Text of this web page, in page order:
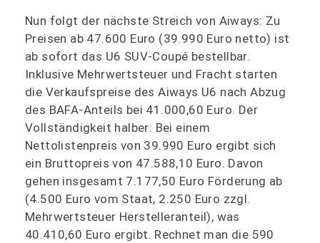
Nun folgt der nächste Streich von Aiways: Zu
Preisen ab 47.600 Euro (39.990 Euro netto) ist
ab sofort das U6 SUV-Coupé bestellbar.
Inklusive Mehrwertsteuer und Fracht starten
die Verkaufspreise des Aiways U6 nach Abzug
des BAFA-Anteils bei 41.000,60 Euro. Der
Vollständigkeit halber: Bei einem
Nettolistenpreis von 39.990 Euro ergibt sich
ein Bruttopreis von 47.588,10 Euro. Davon
gehen insgesamt 7.177,50 Euro Förderung ab
(4.500 Euro vom Staat, 2.250 Euro zzgl.
Mehrwertsteuer Herstelleranteil), was
40.410,60 Euro ergibt. Rechnet man die 590